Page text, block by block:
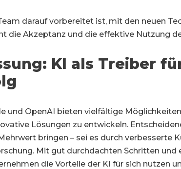
darauf vorbereitet ist, mit den neuen
die Akzeptanz und die effektive Nutzung
KI als Treiber
und OpenAI bieten vielfältige
Lösungen zu entwickeln.
bringen – sei es durch verbesserte
Mit gut durchdachten Schritten und
die Vorteile der KI für sich nutzen